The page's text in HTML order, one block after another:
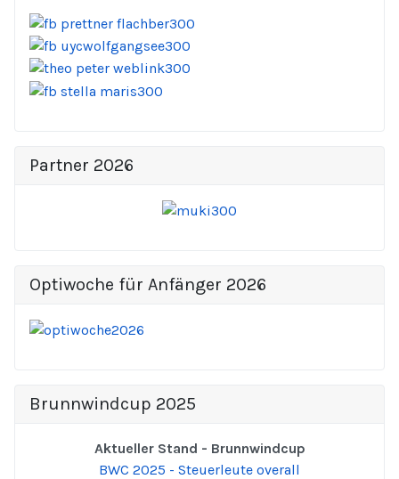
Partner 2026
Optiwoche für Anfänger 2026
Brunnwindcup 2025
Aktueller Stand - Brunnwindcup
BWC 2025 - Steuerleute overall